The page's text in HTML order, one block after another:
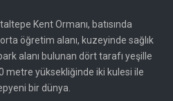
Kent Ormanı, batısında
öğretim alanı, kuzeyinde sağlık
alanı bulunan dört tarafı yeşille
metre yüksekliğinde iki kulesi ile
bir dünya.